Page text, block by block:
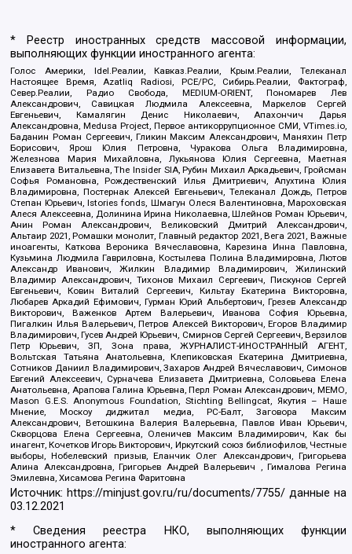
* Реестр иностранных средств массовой информации,
выполняющих функции иностранного агента:
Голос Америки, Idel.Реалии, Кавказ.Реалии, Крым.Реалии, Телеканал
Настоящее Время, Azatliq Radiosi, PCE/PC, Сибирь.Реалии, Фактограф,
Север.Реалии, Радио Свобода, MEDIUM-ORIENT, Пономарев Лев
Александрович, Савицкая Людмила Алексеевна, Маркелов Сергей
Евгеньевич, Камалягин Денис Николаевич, Апахончич Дарья
Александровна, Medusa Project, Первое антикоррупционное СМИ, VTimes.io,
Баданин Роман Сергеевич, Гликин Максим Александрович, Маняхин Петр
Борисович, Ярош Юлия Петровна, Чуракова Ольга Владимировна,
Железнова Мария Михайловна, Лукьянова Юлия Сергеевна, Маетная
Елизавета Витальевна, The Insider SIA, Рубин Михаил Аркадьевич, Гройсман
Софья Романовна, Рождественский Илья Дмитриевич, Апухтина Юлия
Владимировна, Постернак Алексей Евгеньевич, Телеканал Дождь, Петров
Степан Юрьевич, Istories fonds, Шмагун Олеся Валентиновна, Мароховская
Алеся Алексеевна, Долинина Ирина Николаевна, Шлейнов Роман Юрьевич,
Анин Роман Александрович, Великовский Дмитрий Александрович,
Альтаир 2021, Ромашки монолит, Главный редактор 2021, Вега 2021, Важные
иноагенты, Каткова Вероника Вячеславовна, Карезина Инна Павловна,
Кузьмина Людмила Гавриловна, Костылева Полина Владимировна, Лютов
Александр Иванович, Жилкин Владимир Владимирович, Жилинский
Владимир Александрович, Тихонов Михаил Сергеевич, Пискунов Сергей
Евгеньевич, Ковин Виталий Сергеевич, Кильтау Екатерина Викторовна,
Любарев Аркадий Ефимович, Гурман Юрий Альбертович, Грезев Александр
Викторович, Важенков Артем Валерьевич, Иванова София Юрьевна,
Пигалкин Илья Валерьевич, Петров Алексей Викторович, Егоров Владимир
Владимирович, Гусев Андрей Юрьевич, Смирнов Сергей Сергеевич, Верзилов
Петр Юрьевич, ЗП, Зона права, ЖУРНАЛИСТ-ИНОСТРАННЫЙ АГЕНТ,
Вольтская Татьяна Анатольевна, Клепиковская Екатерина Дмитриевна,
Сотников Даниил Владимирович, Захаров Андрей Вячеславович, Симонов
Евгений Алексеевич, Сурначева Елизавета Дмитриевна, Соловьева Елена
Анатольевна, Арапова Галина Юрьевна, Перл Роман Александрович, МЕМО,
Mason G.E.S. Anonymous Foundation, Stichting Bellingcat, Якутия – Наше
Мнение, Москоу диджитал медиа, РС-Балт, Заговора Максим
Александрович, Ветошкина Валерия Валерьевна, Павлов Иван Юрьевич,
Скворцова Елена Сергеевна, Оленичев Максим Владимирович, Как бы
инагент, Кочетков Игорь Викторович, Иркутский союз библиофилов, Честные
выборы, Нобелевский призыв, Еланчик Олег Александрович, Григорьева
Алина Александровна, Григорьев Андрей Валерьевич , Гималова Регина
Эмилевна, Хисамова Регина Фаритовна
Источник: https://minjust.gov.ru/ru/documents/7755/ данные на
03.12.2021
* Сведения реестра НКО, выполняющих функции
иностранного агента: